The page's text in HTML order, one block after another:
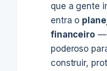
que a gente
entra o
financeiro —
poderoso
construir,